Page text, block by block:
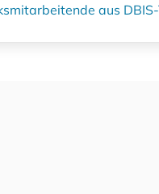
aus